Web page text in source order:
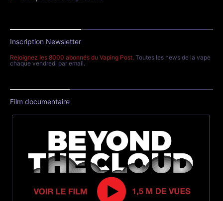
Inscription Newsletter
Rejoignez les 8000 abonnés du Vaping Post. Toutes les news de la vape
chaque vendredi par email.
Film documentaire